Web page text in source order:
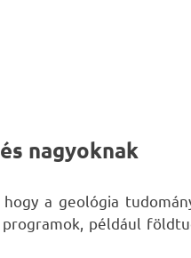
nagyoknak
a geológia
például